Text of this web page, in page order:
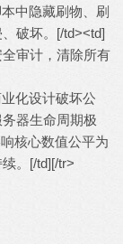
中隐藏刷物、刷
破坏。[/td><td]
审计，清除所有
化设计破坏公
器生命周期极
核心数值公平为
。[/td][/tr>